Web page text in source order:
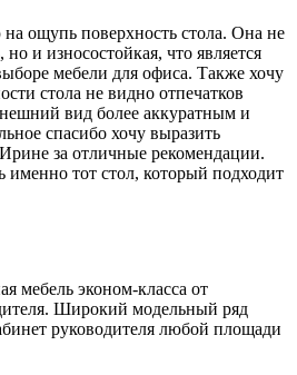
ощупь поверхность стола. Она не
и износостойкая, что является
мебели для офиса. Также хочу
стола не видно отпечатков
вид более аккуратным и
спасибо хочу выразить
за отличные рекомендации.
тот стол, который подходит
мебель эконом-класса от
Широкий модельный ряд
руководителя любой площади